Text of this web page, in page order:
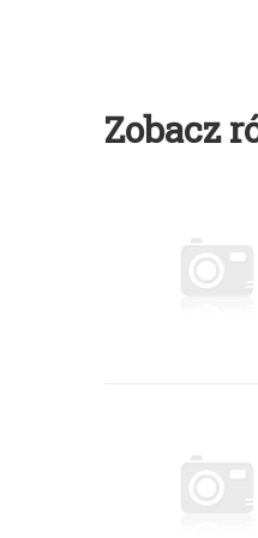
Zobacz